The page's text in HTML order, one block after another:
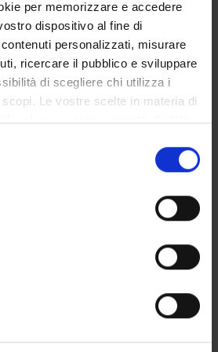
per memorizzare e accedere
dispositivo al fine di
personalizzati, misurare
ricercare il pubblico e sviluppare
di scegliere chi utilizza i
Le vostre scelte in materia di
solo su questa proprietà digitale
il proprio consenso in qualsiasi
sui cookie o facendo clic
sulla tua posizione
di qualche
dispositivo, scansionandolo